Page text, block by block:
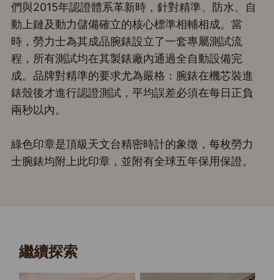
們與2015年認證體系革新時，針對精準、防水、自
動上鏈及動力儲備確立的核心標準相輔相成。當
時，勞力士為其成品腕錶設立了一套專屬測試流
程，所有測試均在其製錶廠內通過全自動設備完
成。品牌對精準的要求尤為嚴格：腕錶在機芯裝進
錶殼後才進行認證測試，平均誤差必須在每日正負
兩秒以內。
綠色印章是頂級天文台精密時計的象徵，每枚勞力
士腕錶均附上此印章，並附有全球五年保用保證。
繼續探索